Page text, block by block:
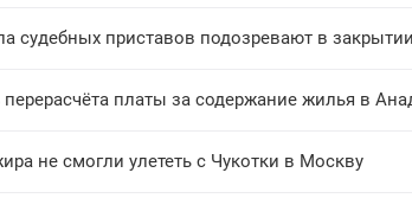
судебных приставов подозревают в
перерасчёта платы за содержание жилья в
не смогли улететь с Чукотки в Москву